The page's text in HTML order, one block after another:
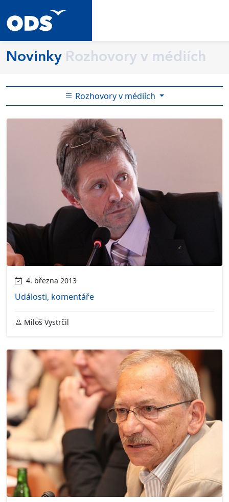
Novinky Rozhovory v médiích
Rozhovory v médiích
4. března 2013
Události, komentáře
Miloš Vystrčil